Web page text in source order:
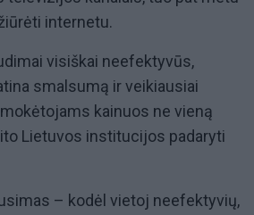
internetu.
visiškai neefektyvūs,
smalsumą ir veikiausiai
kainuos ne vieną
Lietuvos institucijos padaryti
– kodėl vietoj neefektyvių,